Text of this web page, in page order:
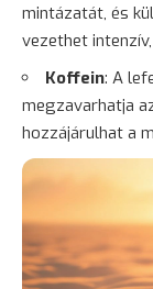
mintázatát, és
vezethet
Koffein: A
megzavarhatja
hozzájárulhat a